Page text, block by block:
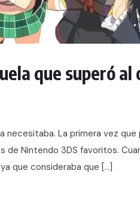
que superó al
necesitaba. La primera vez que
de Nintendo 3DS favoritos.
que consideraba que […]